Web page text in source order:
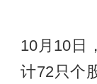
10月10日
计72只个